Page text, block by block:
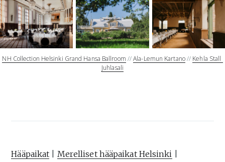
NH Collection Helsinki Grand Hansa Ballroom // Ala-Lemun Kartano // Kehla Stall
Juhlasali
Hääpaikat Merelliset hääpaikat Helsinki